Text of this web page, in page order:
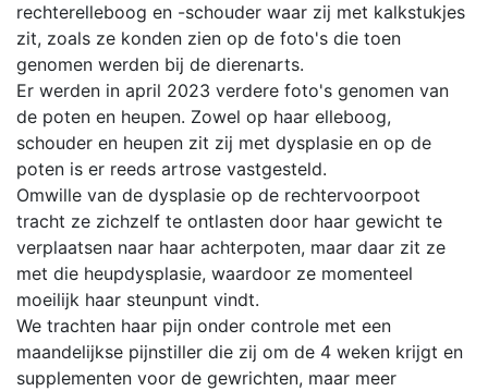
rechterelleboog en -schouder waar zij met kalkstukjes
zit, zoals ze konden zien op de foto's die toen
genomen werden bij de dierenarts.
Er werden in april 2023 verdere foto's genomen van
de poten en heupen. Zowel op haar elleboog,
schouder en heupen zit zij met dysplasie en op de
poten is er reeds artrose vastgesteld.
Omwille van de dysplasie op de rechtervoorpoot
tracht ze zichzelf te ontlasten door haar gewicht te
verplaatsen naar haar achterpoten, maar daar zit ze
met die heupdysplasie, waardoor ze momenteel
moeilijk haar steunpunt vindt.
We trachten haar pijn onder controle met een
maandelijkse pijnstiller die zij om de 4 weken krijgt en
supplementen voor de gewrichten, maar meer